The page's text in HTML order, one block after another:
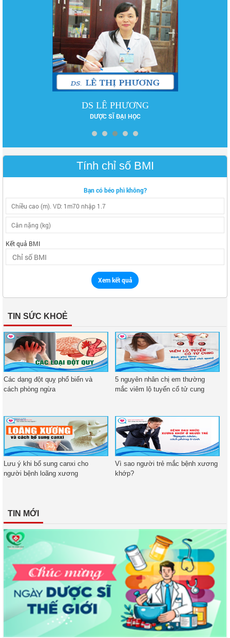
DS LÊ PHƯƠNG
DƯỢC SĨ ĐẠI HỌC
Tính chỉ số BMI
Bạn có béo phì không?
Kết quả BMI
Xem kết quả
TIN SỨC KHOẺ
Các dạng đột quỵ phổ biến và
cách phòng ngừa
5 nguyên nhân chị em thường
mắc viêm lộ tuyến cổ tử cung
Lưu ý khi bổ sung canxi cho
người bệnh loãng xương
Vì sao người trẻ mắc bệnh xương
khớp?
TIN MỚI